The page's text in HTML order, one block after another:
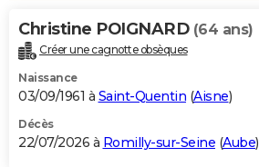
Alimentation
Guide de la santé
Maladies
Médicaments
Sommeil
VOYAGE
Destinations
City break
Voyage nature
Voyage de noces
Forum
Climat
+PHOTO
GUIDES D'ACHAT
BONS PLANS
Christine POIGNARD (64 ans)
Créer une cagnotte obsèques
Naissance
03/09/1961 à Saint-Quentin (Aisne)
Décès
22/07/2026 à Romilly-sur-Seine (Aube)